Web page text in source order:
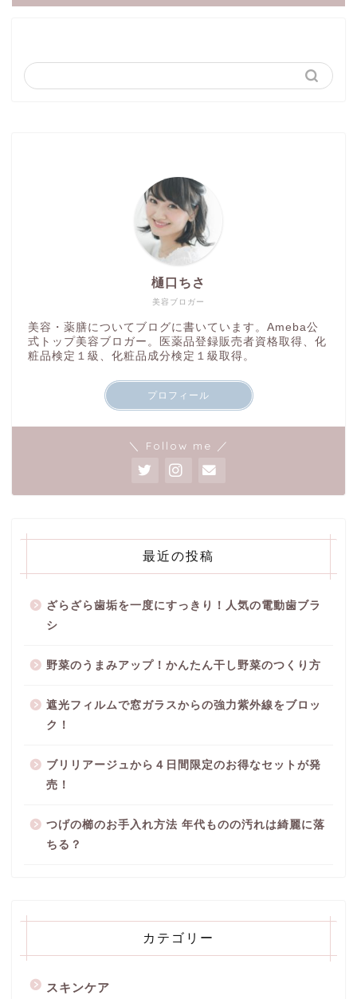
美容ブロガー
樋口ちさ
美容・薬膳についてブログに書いています。Ameba公
式トップ美容ブロガー。医薬品登録販売者資格取得、化
粧品検定１級、化粧品成分検定１級取得。
プロフィール
＼ Follow me ／
最近の投稿
ざらざら歯垢を一度にすっきり！人気の電動歯ブラ
シ
野菜のうまみアップ！かんたん干し野菜のつくり方
遮光フィルムで窓ガラスからの強力紫外線をブロッ
ク！
ブリリアージュから４日間限定のお得なセットが発
売！
つげの櫛のお手入れ方法 年代ものの汚れは綺麗に落
ちる？
カテゴリー
スキンケア